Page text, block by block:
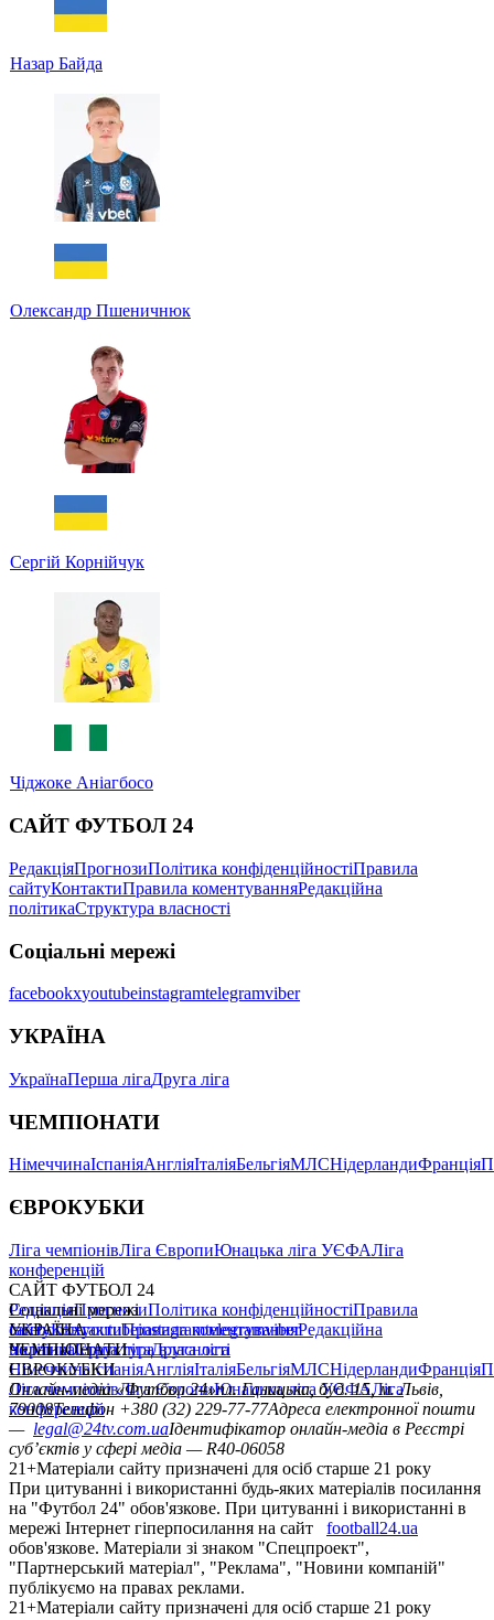
Назар Байда
Олександр Пшеничнюк
Сергій Корнійчук
Чіджоке Аніагбосо
САЙТ ФУТБОЛ 24
РедакціяПрогнозиПолітика конфіденційностіПравила
сайтуКонтактиПравила коментуванняРедакційна
політикаСтруктура власності
Соціальні мережі
facebookxyoutubeinstagramtelegramviber
УКРАЇНА
УкраїнаПерша лігаДруга ліга
ЧЕМПІОНАТИ
НімеччинаІспаніяАнгліяІталіяБельгіяМЛСНідерландиФранція
ЄВРОКУБКИ
Ліга чемпіонівЛіга ЄвропиЮнацька ліга УЄФАЛіга
конференцій
САЙТ ФУТБОЛ 24
РедакціяПрогнозиПолітика конфіденційностіПравила
сайтуКонтактиПравила коментуванняРедакційна
політикаСтруктура власності
Соціальні мережі
facebookxyoutubeinstagramtelegramviber
УКРАЇНА
УкраїнаПерша лігаДруга ліга
ЧЕМПІОНАТИ
НімеччинаІспаніяАнгліяІталіяБельгіяМЛСНідерландиФранція
ЄВРОКУБКИ
Ліга чемпіонівЛіга ЄвропиЮнацька ліга УЄФАЛіга
конференцій
Онлайн-медіа «Футбол 24»пл. Галицька, буд. 15, м. Львів,
79008Телефон +380 (32) 229-77-77Адреса електронної пошти
— legal@24tv.com.uaІдентифікатор онлайн-медіа в Реєстрі
суб’єктів у сфері медіа — R40-06058
21+Матеріали сайту призначені для осіб старше 21 року
При цитуванні і використанні будь-яких матеріалів посилання
на "Футбол 24" обов'язкове. При цитуванні і використанні в
мережі Інтернет гіперпосилання на сайт
football24.ua
обов'язкове. Матеріали зі знаком "Спецпроект",
"Партнерський матеріал", "Реклама", "Новини компаній"
публікуємо на правах реклами.
21+Матеріали сайту призначені для осіб старше 21 року